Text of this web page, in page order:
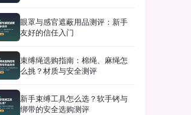
眼罩与感官遮蔽用品测评：新手
友好的信任入门
束缚绳选购指南：棉绳、麻绳怎
么挑？材质与安全测评
新手束缚工具怎么选？软手铐与
绑带的安全选购测评